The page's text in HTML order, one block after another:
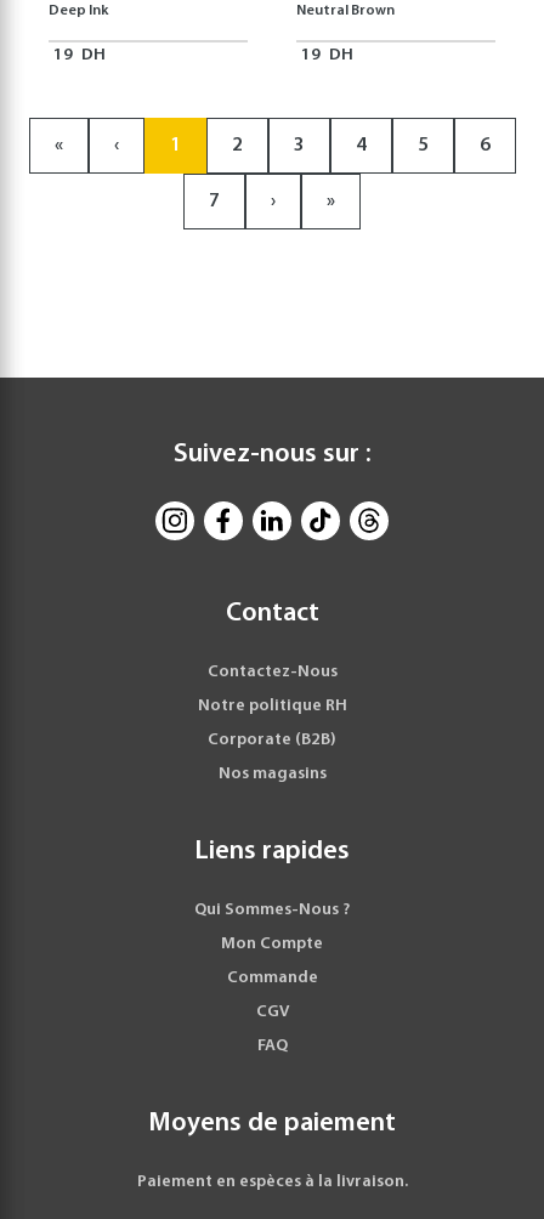
Deep Ink
19 DH
Neutral Brown
19 DH
« ‹ 1 2 3 4 5 6
7 › »
Suivez-nous sur :
Contact
Contactez-Nous
Notre politique RH
Corporate (B2B)
Nos magasins
Liens rapides
Qui Sommes-Nous ?
Mon Compte
Commande
CGV
FAQ
Moyens de paiement
Paiement en espèces à la livraison.